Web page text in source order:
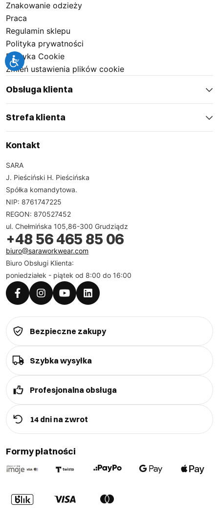
Znakowanie odzieży
Praca
Regulamin sklepu
Polityka prywatności
Polityka Cookie
Zmień ustawienia plików cookie
Obsługa klienta
Strefa klienta
Kontakt
SARA
J. Pieściński H. Pieścińska
Spółka komandytowa.
NIP: 8761747225
REGON: 870527452
ul. Chełmińska 105,86-300 Grudziądz
+48 56 465 85 06
biuro@saraworkwear.com
Biuro Obsługi Klienta:
poniedziałek - piątek od 8:00 do 16:00
Bezpieczne zakupy
Szybka wysyłka
Profesjonalna obsługa
14 dni na zwrot
Formy płatności